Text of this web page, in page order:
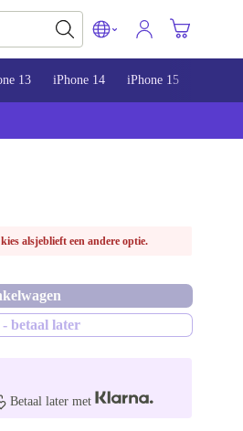
13 iPhone 14 iPhone 15
alsjeblieft een andere optie.
- betaal later
Betaal later met